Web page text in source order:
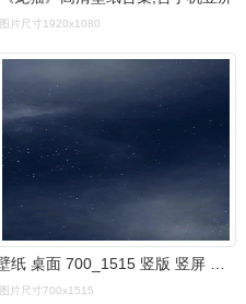
图片尺寸1920x1080
图片尺寸700x1515